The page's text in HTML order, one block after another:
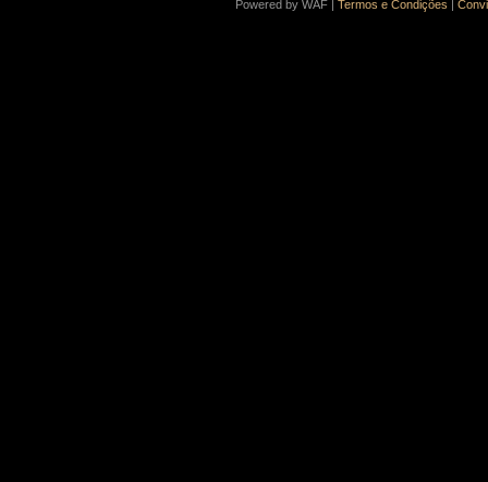
Powered by WAF | Termos e Condições |